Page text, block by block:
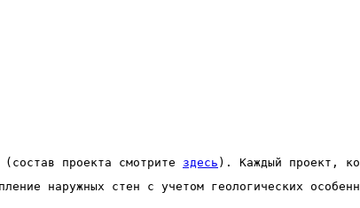
проекта смотрите здесь ). Каждый проект,
наружных стен с учетом геологических